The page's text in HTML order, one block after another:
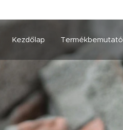
Kezdőlap Termékbemutató